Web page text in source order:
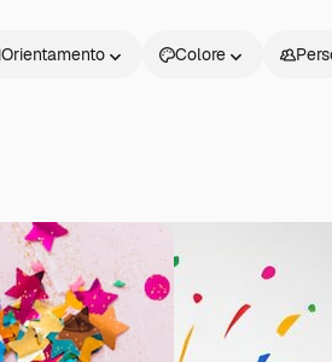
Orientamento Colore
Prodotti Inizia